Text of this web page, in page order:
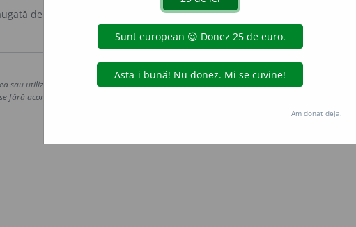
de
Copyright © 2004-2026 dexonline (https://dexonline.ro)
sau utilizarea datelor de pe acest site, inclusiv prin orice metode de extragere automată
fără acordul nostru prealabil scris, cu excepția seturilor de date oferite oficial spre utilizare
Hosterion
Am donat deja.